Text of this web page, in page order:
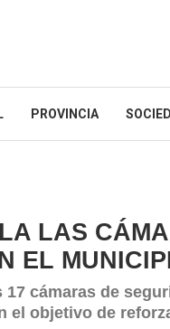
PROVINCIA
LAS
EL
cámaras de
el objetivo de